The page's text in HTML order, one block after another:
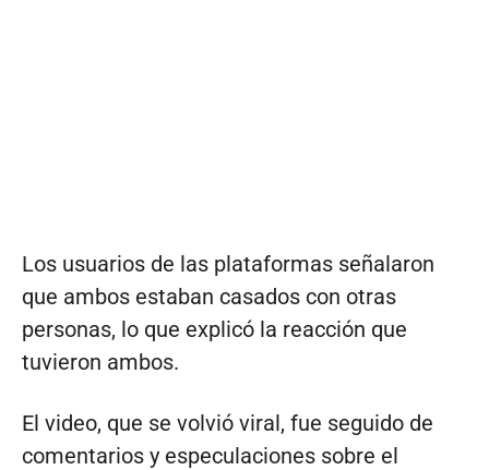
Los usuarios de las plataformas señalaron
que ambos estaban casados con otras
personas, lo que explicó la reacción que
tuvieron ambos.
El video, que se volvió viral, fue seguido de
comentarios y especulaciones sobre el